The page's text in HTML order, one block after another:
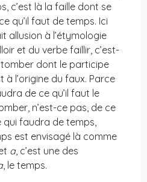
c’est là la faille dont se
qu’il faut de temps. Ici
allusion à l’étymologie
et du verbe faillir, c’est-
tomber dont le participe
à l’origine du faux. Parce
de ce qu’il faut le
n’est-ce pas, de ce
qui faudra de temps,
est envisagé là comme
a, c’est une des
, le temps.